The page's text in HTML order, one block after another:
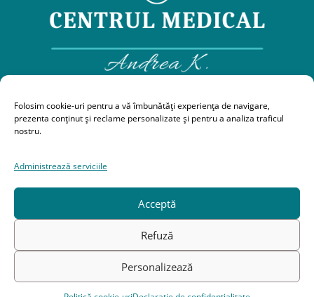
Folosim cookie-uri pentru a vă îmbunătăți experiența de navigare,
prezenta conținut și reclame personalizate și pentru a analiza traficul
nostru.
Administrează serviciile
Acceptă
Refuză
Personalizează
0743212371, 0364884309,
0725565099
centrulmedicalandreak@gmail.com
Politica de confidențialitate
© Copyright 2025 centrulmedicalandreak.ro